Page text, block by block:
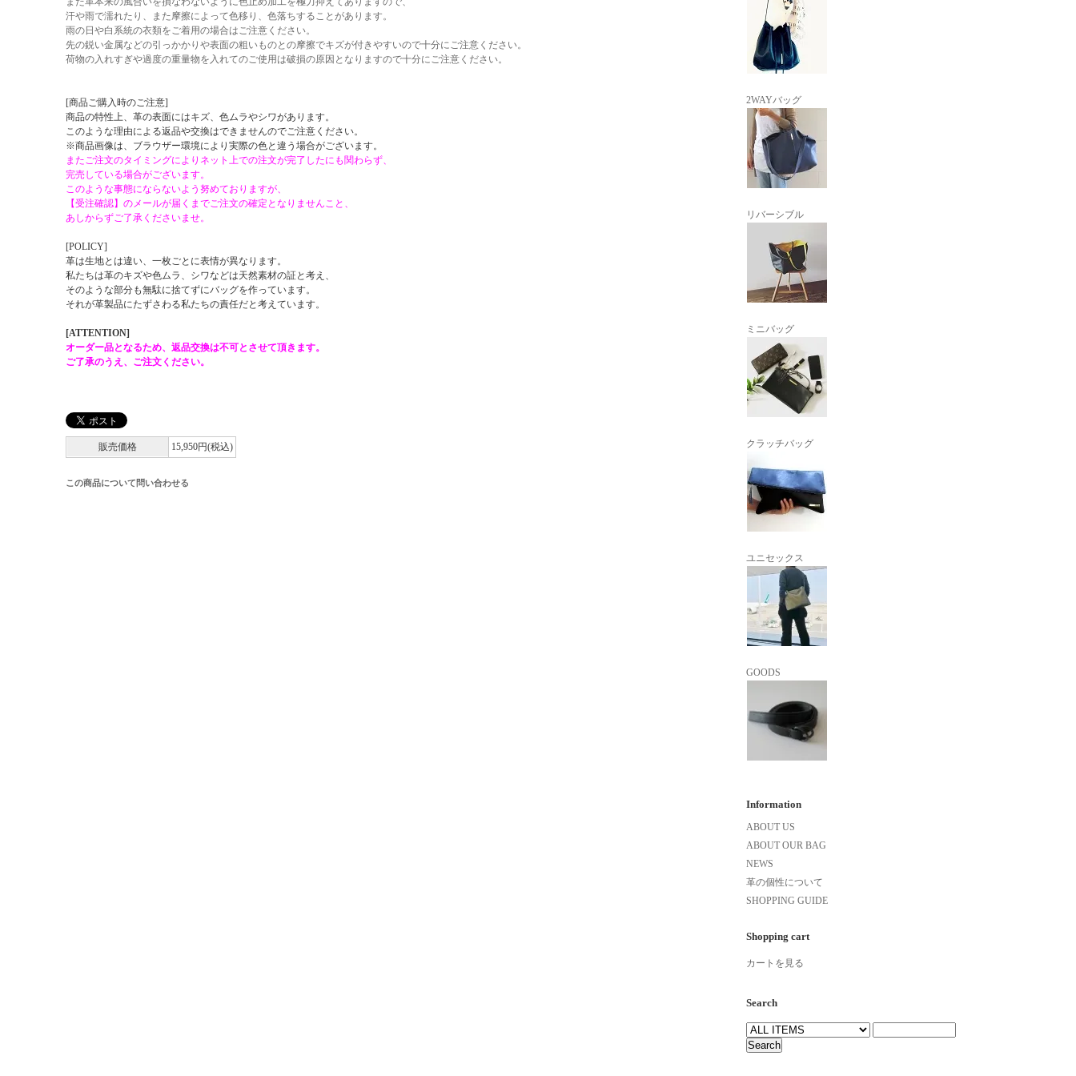
汗や雨で濡れたり、また摩擦によって色移り、色落ちすることがあります。
雨の日や白系統の衣類をご着用の場合はご注意ください。
先の鋭い金属などの引っかかりや表面の粗いものとの摩擦でキズが付きやすいので十分にご注意ください。
荷物の入れすぎや過度の重量物を入れてのご使用は破損の原因となりますので十分にご注意ください。
[商品ご購入時のご注意]
商品の特性上、革の表面にはキズ、色ムラやシワがあります。
このような理由による返品や交換はできませんのでご注意ください。
※商品画像は、ブラウザー環境により実際の色と違う場合がございます。
またご注文のタイミングによりネット上での注文が完了したにも関わらず、
完売している場合がございます。
このような事態にならないよう努めておりますが、
【受注確認】のメールが届くまでご注文の確定となりませんこと、
あしからずご了承くださいませ。
[POLICY]
革は生地とは違い、一枚ごとに表情が異なります。
私たちは革のキズや色ムラ、シワなどは天然素材の証と考え、
そのような部分も無駄に捨てずにバッグを作っています。
それが革製品にたずさわる私たちの責任だと考えています。
[ATTENTION]
オーダー品となるため、返品交換は不可とさせて頂きます。
ご了承のうえ、ご注文ください。
販売価格 15,950円(税込)
この商品について問い合わせる
2WAYバッグ
リバーシブル
ミニバッグ
クラッチバッグ
ユニセックス
GOODS
Information
ABOUT US
ABOUT OUR BAG
NEWS
革の個性について
SHOPPING GUIDE
Shopping cart
カートを見る
Search